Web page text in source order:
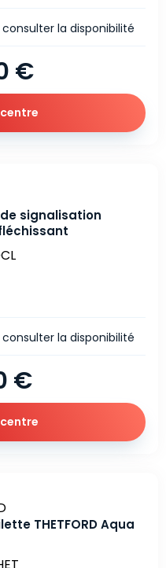
€
la disponibilité
signalisation
€
la disponibilité
THETFORD Aqua